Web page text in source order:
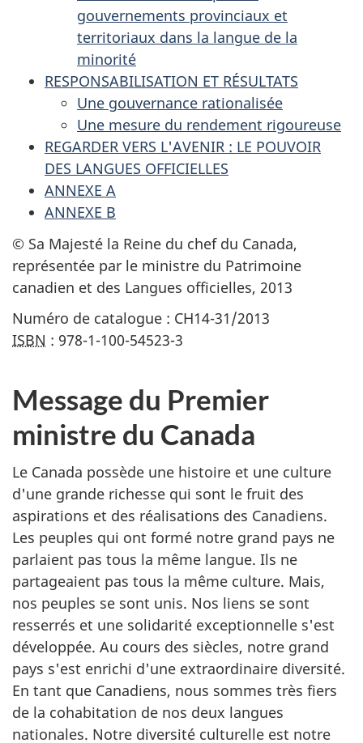
gouvernements provinciaux et
territoriaux dans la langue de la
minorité
RESPONSABILISATION ET RÉSULTATS
Une gouvernance rationalisée
Une mesure du rendement rigoureuse
REGARDER VERS L'AVENIR : LE POUVOIR
DES LANGUES OFFICIELLES
ANNEXE A
ANNEXE B
© Sa Majesté la Reine du chef du Canada,
représentée par le ministre du Patrimoine
canadien et des Langues officielles, 2013
Numéro de catalogue : CH14-31/2013
ISBN : 978-1-100-54523-3
Message du Premier
ministre du Canada
Le Canada possède une histoire et une culture
d'une grande richesse qui sont le fruit des
aspirations et des réalisations des Canadiens.
Les peuples qui ont formé notre grand pays ne
parlaient pas tous la même langue. Ils ne
partageaient pas tous la même culture. Mais,
nos peuples se sont unis. Nos liens se sont
resserrés et une solidarité exceptionnelle s'est
développée. Au cours des siècles, notre grand
pays s'est enrichi d'une extraordinaire diversité.
En tant que Canadiens, nous sommes très fiers
de la cohabitation de nos deux langues
nationales. Notre diversité culturelle est notre